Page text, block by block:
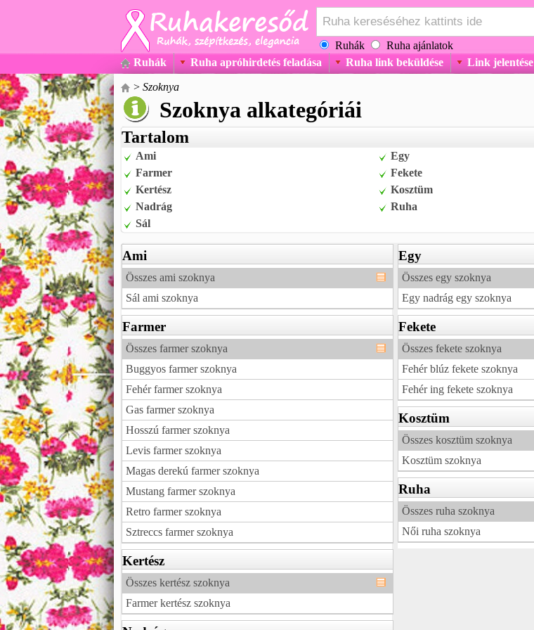
Ruhák Ruha ajánlatok
Ruhák Ruha apróhirdetés feladása Ruha link beküldése Link jelentése
> Szoknya
Szoknya alkategóriái
Tartalom
Ami
Egy
Farmer
Fekete
Kertész
Kosztüm
Nadrág
Ruha
Sál
Ami
Összes ami szoknya
Sál ami szoknya
Farmer
Összes farmer szoknya
Buggyos farmer szoknya
Fehér farmer szoknya
Gas farmer szoknya
Hosszú farmer szoknya
Levis farmer szoknya
Magas derekú farmer szoknya
Mustang farmer szoknya
Retro farmer szoknya
Sztreccs farmer szoknya
Kertész
Összes kertész szoknya
Farmer kertész szoknya
Egy
Összes egy szoknya
Egy nadrág egy szoknya
Fekete
Összes fekete szoknya
Fehér blúz fekete szoknya
Fehér ing fekete szoknya
Kosztüm
Összes kosztüm szoknya
Kosztüm szoknya
Ruha
Összes ruha szoknya
Női ruha szoknya